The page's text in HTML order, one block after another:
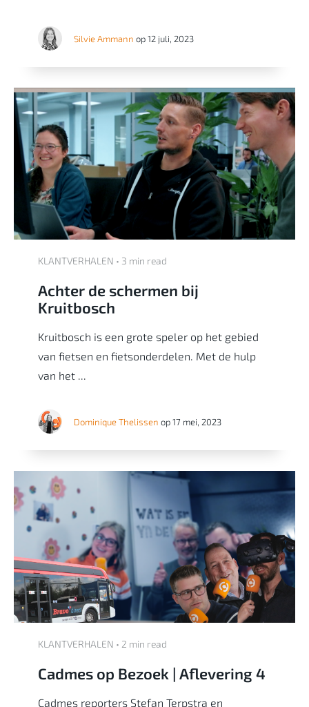
Silvie Ammann op 12 juli, 2023
KLANTVERHALEN • 3 min read
Achter de schermen bij
Kruitbosch
Kruitbosch is een grote speler op het gebied
van fietsen en fietsonderdelen. Met de hulp
van het ...
Dominique Thelissen op 17 mei, 2023
KLANTVERHALEN • 2 min read
Cadmes op Bezoek | Aflevering 4
Cadmes reporters Stefan Terpstra en